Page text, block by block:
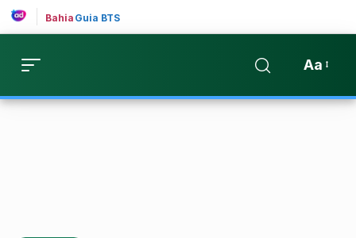
Bahia Guia BTS
Aa